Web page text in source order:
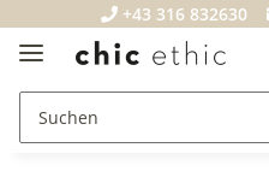
+43 316 832630